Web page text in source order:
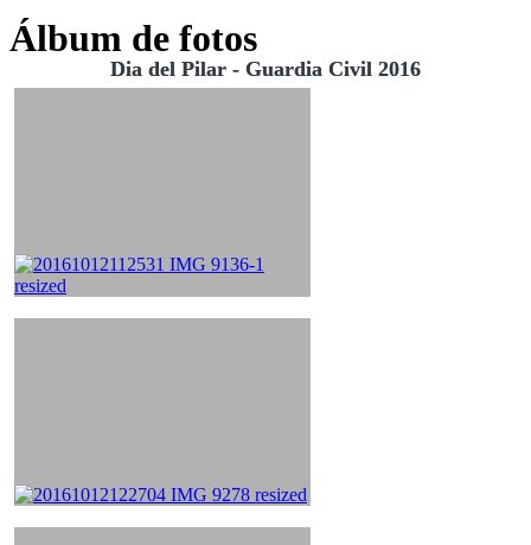
Álbum de fotos
Dia del Pilar - Guardia Civil 2016